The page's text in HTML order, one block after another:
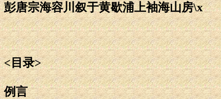
彭唐宗海容川叙于黄歇浦上袖海山房\x
<目录>
例言